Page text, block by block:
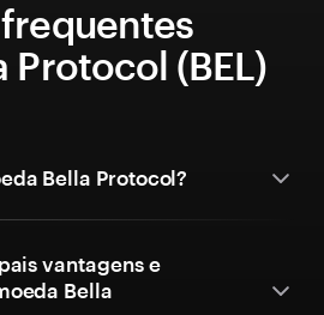
Protocol (BEL)
Bella Protocol?
vantagens e
Bella